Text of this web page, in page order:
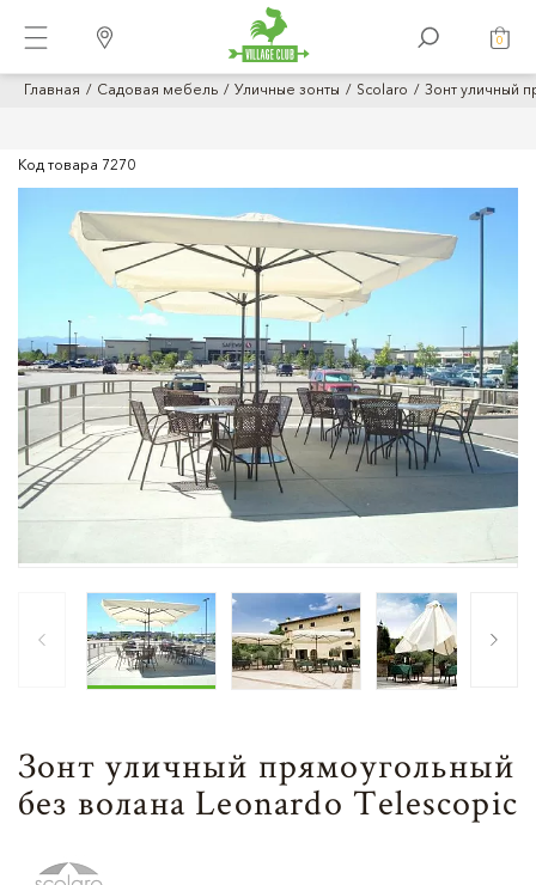
0
Главная Садовая мебель Уличные зонты Scolaro Зонт уличный
Код товара 7270
Зонт уличный прямоугольный
без волана Leonardo Telescopic